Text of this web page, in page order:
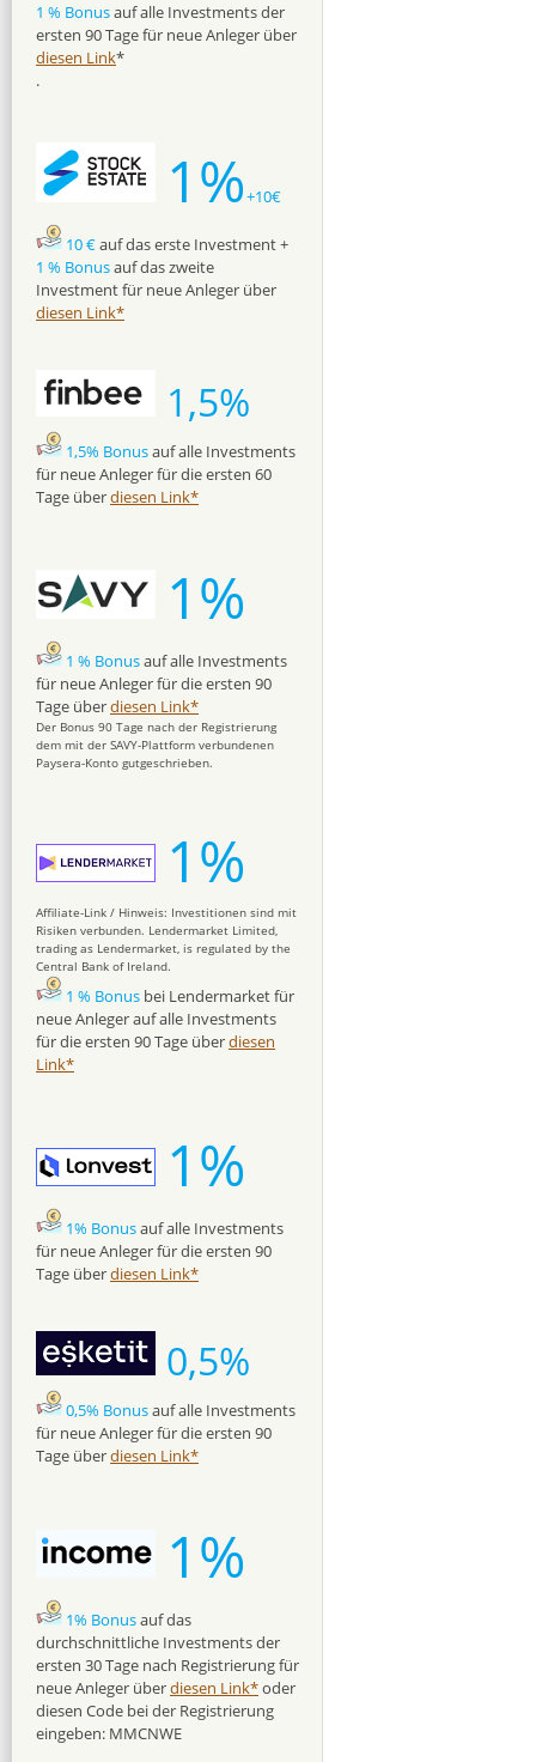
1 % Bonusauf alle Investments der
ersten 90 Tage für neue Anleger über
diesen Link*
.
1%+10€
10 €auf das erste Investment +
1 % Bonusauf das zweite
Investment für neue Anleger über
diesen Link*
1,5%
1,5% Bonusauf alle Investments
für neue Anleger für die ersten 60
Tage überdiesen Link*
1%
1 % Bonusauf alle Investments
für neue Anleger für die ersten 90
Tage überdiesen Link*
Der Bonus 90 Tage nach der Registrierung
dem mit der SAVY-Plattform verbundenen
Paysera-Konto gutgeschrieben.
1%
Affiliate-Link / Hinweis: Investitionen sind mit
Risiken verbunden. Lendermarket Limited,
trading as Lendermarket, is regulated by the
Central Bank of Ireland.
1 % Bonus bei Lendermarket für
neue Anleger auf alle Investments
für die ersten 90 Tage überdiesen
Link*
1%
1% Bonusauf alle Investments
für neue Anleger für die ersten 90
Tage überdiesen Link*
0,5%
0,5% Bonusauf alle Investments
für neue Anleger für die ersten 90
Tage überdiesen Link*
1%
1% Bonusauf das
durchschnittliche Investments der
ersten 30 Tage nach Registrierung für
neue Anleger überdiesen Link*oder
diesen Code bei der Registrierung
eingeben: MMCNWE